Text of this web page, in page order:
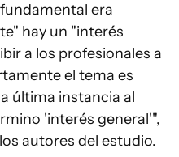
era
hay un "interés
a los profesionales a
el tema es
última instancia al
'interés general'",
autores del estudio.